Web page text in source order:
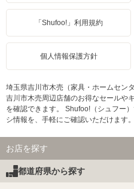
「Shufoo!」利用規約
個人情報保護方針
埼玉県吉川市木売（家具・ホームセン
吉川市木売周辺店舗のお得なセールや
を確認できます。 Shufoo!（シュフー
シ情報を、手軽にご確認いただけます
お店を探す
都道府県から探す